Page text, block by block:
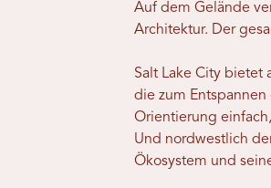
Auf dem Gelände
Architektur. Der
Salt Lake City bietet
die zum
Orientierung
Und nordwestlich
Ökosystem und